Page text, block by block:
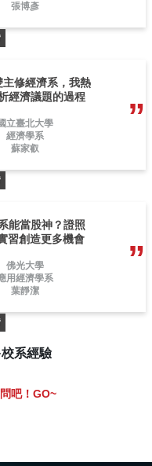
張博彥
主修經濟系，我熱
經濟議題的過程
立臺北大學
經濟學系
蘇家叡
能當股神？證照
習創造更多機會
佛光大學
用經濟學系
葉靜潔
系經驗
吧！GO~